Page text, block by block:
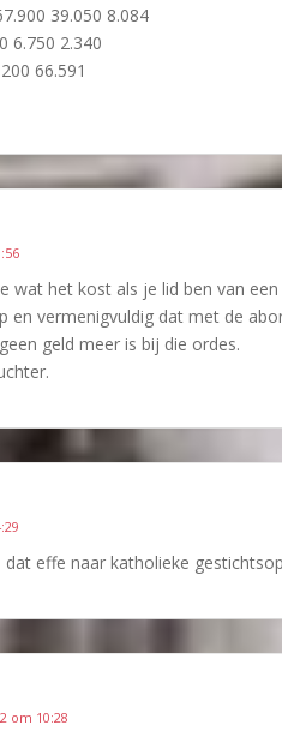
39.050 8.084
6.750 2.340
66.591
wat het kost als je lid ben van een
en vermenigvuldig dat met de
geld meer is bij die ordes.
effe naar katholieke
om 10:28